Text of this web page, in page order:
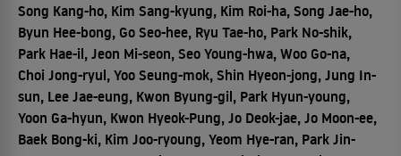
Song Kang-ho, Kim Sang-kyung, Kim Roi-ha, Song Jae-ho,
Byun Hee-bong, Go Seo-hee, Ryu Tae-ho, Park No-shik,
Park Hae-il, Jeon Mi-seon, Seo Young-hwa, Woo Go-na,
Choi Jong-ryul, Yoo Seung-mok, Shin Hyeon-jong, Jung In-
sun, Lee Jae-eung, Kwon Byung-gil, Park Hyun-young,
Yoon Ga-hyun, Kwon Hyeok-Pung, Jo Deok-jae, Jo Moon-ee,
Baek Bong-ki, Kim Joo-ryoung, Yeom Hye-ran, Park Jin-